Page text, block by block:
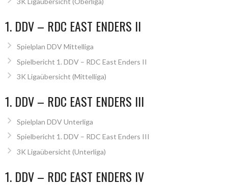
1. DDV – RDC EAST ENDERS II
Spielplan DDV Mittelliga
Spielbericht 1. DDV – RDC East Enders II
3K Ligaübersicht (Mittelliga)
1. DDV – RDC EAST ENDERS III
Spielplan DDV Unterliga
Spielbericht 1. DDV – RDC East Enders III
3K Ligaübersicht (Unterliga)
1. DDV – RDC EAST ENDERS IV